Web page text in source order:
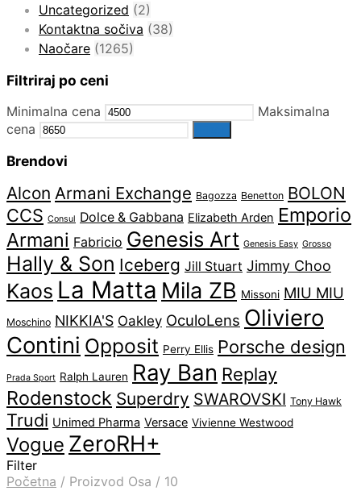
Uncategorized (2)
Kontaktna sočiva (38)
Naočare (1265)
Filtriraj po ceni
Minimalna cena
Maksimalna
cena
Brendovi
Alcon Armani Exchange Bagozza Benetton BOLON
CCS Consul Dolce & Gabbana Elizabeth Arden Emporio
Armani Fabricio Genesis Art Genesis Easy Grosso
Hally & Son Iceberg Jill Stuart Jimmy Choo
Kaos La Matta Mila ZB Missoni MIU MIU
Moschino NIKKIA'S Oakley OculoLens Oliviero
Contini Opposit Perry Ellis Porsche design
Prada Sport Ralph Lauren Ray Ban Replay
Rodenstock Superdry SWAROVSKI Tony Hawk
Trudi Unimed Pharma Versace Vivienne Westwood
Vogue ZeroRH+
Filter
Početna / Proizvod Osa / 10